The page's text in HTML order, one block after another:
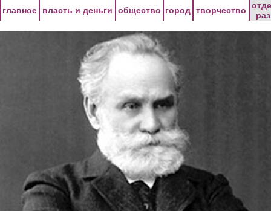
главное власть и деньги общество город творчество